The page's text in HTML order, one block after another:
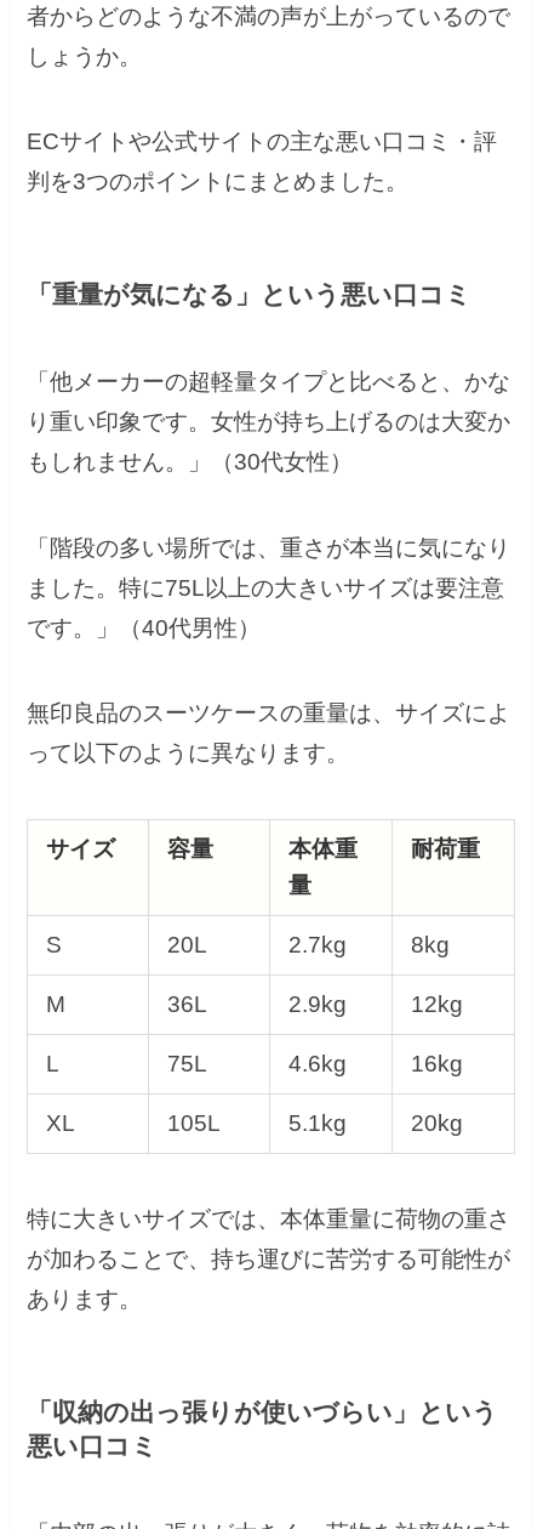
者からどのような不満の声が上がっているので
しょうか。
ECサイトや公式サイトの主な悪い口コミ・評
判を3つのポイントにまとめました。
「重量が気になる」という悪い口コミ
「他メーカーの超軽量タイプと比べると、かな
り重い印象です。女性が持ち上げるのは大変か
もしれません。」（30代女性）
「階段の多い場所では、重さが本当に気になり
ました。特に75L以上の大きいサイズは要注意
です。」（40代男性）
無印良品のスーツケースの重量は、サイズによ
って以下のように異なります。
サイズ 容量
本体重
量
耐荷重
S 20L 2.7kg 8kg
M 36L 2.9kg 12kg
L 75L 4.6kg 16kg
XL 105L 5.1kg 20kg
特に大きいサイズでは、本体重量に荷物の重さ
が加わることで、持ち運びに苦労する可能性が
あります。
「収納の出っ張りが使いづらい」という
悪い口コミ